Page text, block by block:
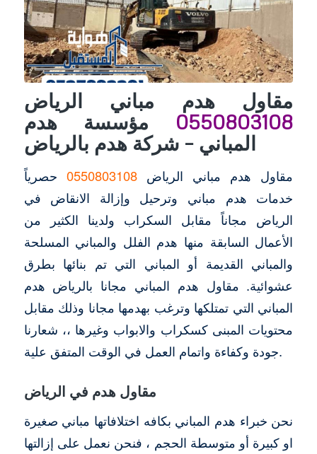
مقاول هدم مباني الرياض
0550803108 مؤسسة هدم
المباني – شركة هدم بالرياض
مقاول هدم مباني الرياض0550803108 حصرياً
خدمات هدم مباني وترحيل وإزالة الانقاض في
الرياض مجاناً مقابل السكراب ولدينا الكثير من
الأعمال السابقة منها هدم الفلل والمباني المسلحة
والمباني القديمة أو المباني التي تم بنائها بطرق
عشوائية. مقاول هدم المباني مجانا بالرياض هدم
المباني التي تمتلكها وترغب بهدمها مجانا وذلك مقابل
محتويات المبنى كسكراب والابواب وغيرها ،، شعارنا
جودة وكفاءة واتمام العمل في الوقت المتفق علية.
مقاول هدم في الرياض
نحن خبراء هدم المباني بكافه اختلافاتها مباني صغيرة
او كبيرة أو متوسطة الحجم ، فنحن نعمل على إزالتها